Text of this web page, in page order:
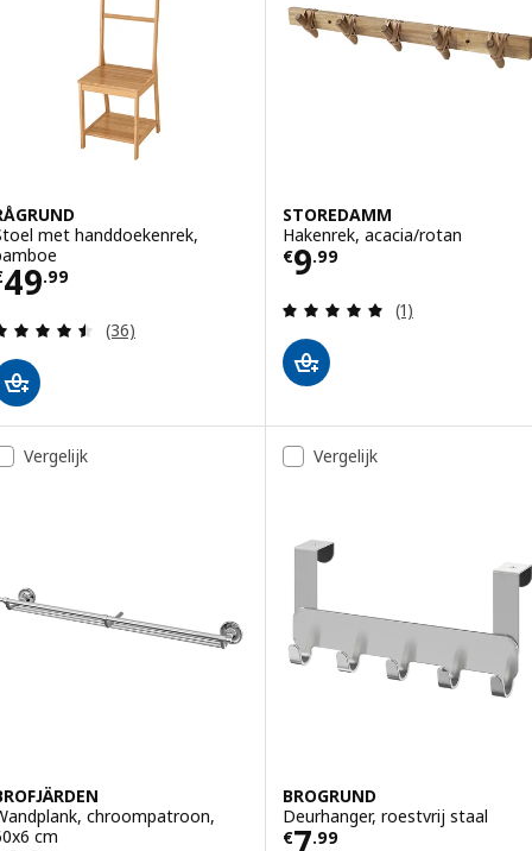
met handdoekenrek,
49.99€ 49.99
Beoordeling: 4.5 van 5 sterren. Totaal
(36)
STOREDAMM
Hakenrek, acacia/rotan
€9.99
Prijs € 9.99
Beoordeling: 5
(1)
Vergelijk
chroompatroon,
cm
Vergelijk
BROGRUND
Deurhanger, roestvrij staal
€
.99